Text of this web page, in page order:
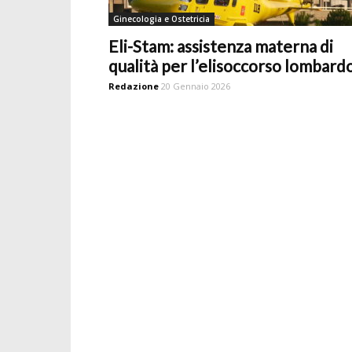
Ginecologia e Ostetricia
Eli-Stam: assistenza materna di
qualità per l’elisoccorso
Redazione 20 Gennaio 2026